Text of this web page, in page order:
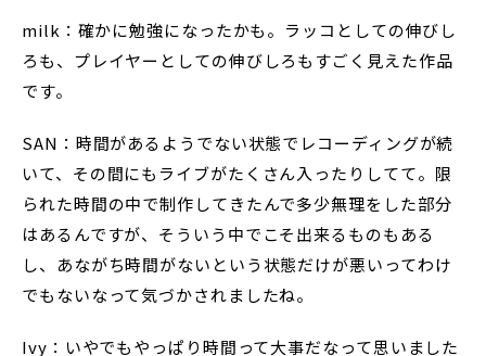
milk：確かに勉強になったかも。ラッコとしての伸びし
ろも、プレイヤーとしての伸びしろもすごく見えた作品
です。
SAN：時間があるようでない状態でレコーディングが続
いて、その間にもライブがたくさん入ったりしてて。限
られた時間の中で制作してきたんで多少無理をした部分
はあるんですが、そういう中でこそ出来るものもある
し、あながち時間がないという状態だけが悪いってわけ
でもないなって気づかされましたね。
Ivy：いやでもやっぱり時間って大事だなって思いました